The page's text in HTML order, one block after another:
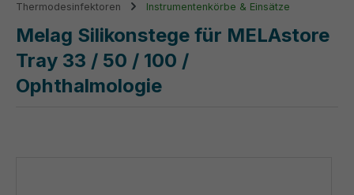
Thermodesinfektoren
Instrumentenkörbe & Einsätze
Melag Silikonstege für MELAstore
Tray 33 / 50 / 100 /
Ophthalmologie